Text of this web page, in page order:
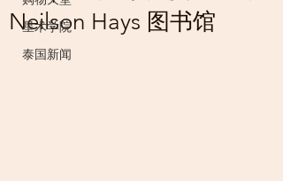
星术学院
泰国新闻
Neilson Hays 图书馆